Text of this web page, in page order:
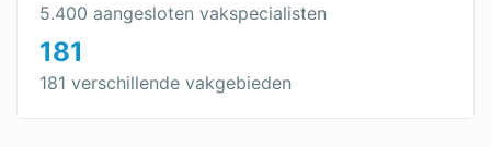
Rolluiken berekenen
5.400 aangesloten vakspecialisten
181
181 verschillende vakgebieden